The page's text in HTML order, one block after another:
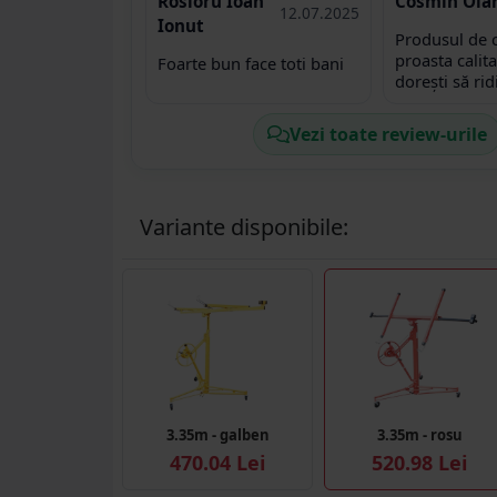
ok, coletul
fără
asamblarea a
Recomand
munca, își
Ionut
12.07.2025
Foarte bun face toti bani
Produsul de
proasta
dorești să
blochează.
face treaba
pentru că ei
și cunosc
faceți
cumpărați
prețului ca
folosi de el.
Vezi toate review-urile
Variante disponibile:
3.35m - galben
470.04 Lei
3.35m - rosu
520.98 Lei